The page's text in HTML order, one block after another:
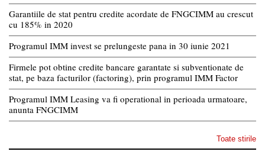
Garantiile de stat pentru credite acordate de FNGCIMM au crescut
cu 185% in 2020
Programul IMM invest se prelungeste pana in 30 iunie 2021
Firmele pot obtine credite bancare garantate si subventionate de
stat, pe baza facturilor (factoring), prin programul IMM Factor
Programul IMM Leasing va fi operational in perioada urmatoare,
anunta FNGCIMM
Toate stirile